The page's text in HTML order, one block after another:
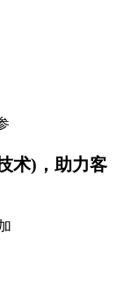
术)，助力客